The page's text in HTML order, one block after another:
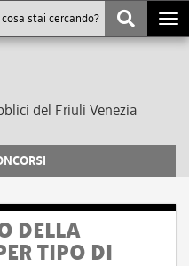
del Friuli Venezia
DELLA
TIPO DI